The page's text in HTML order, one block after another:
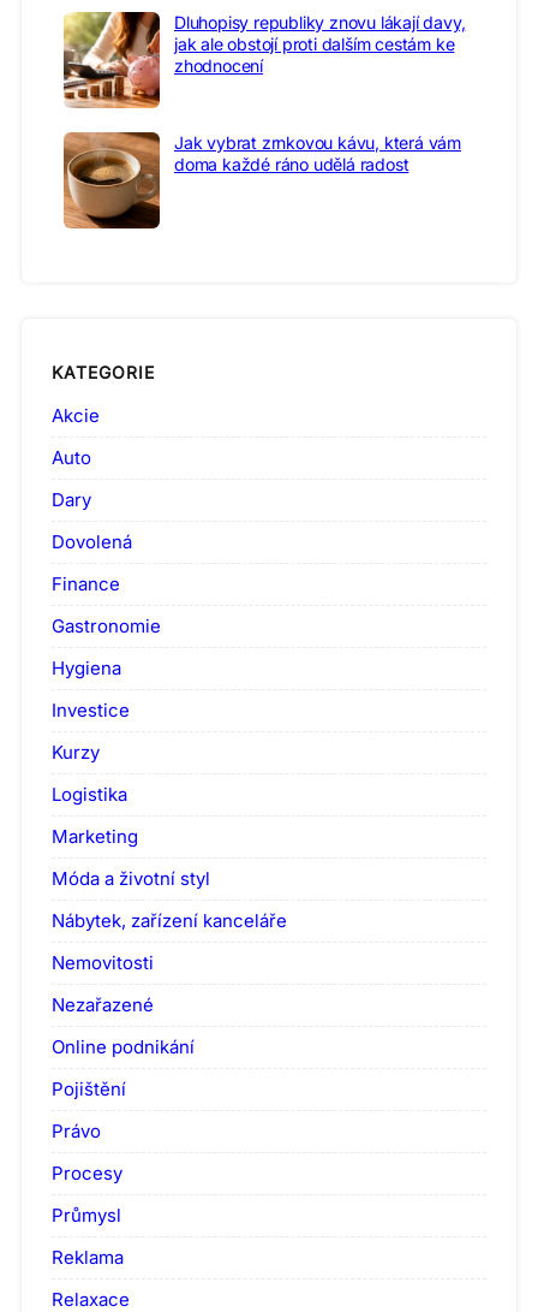
Dluhopisy republiky znovu lákají davy,
jak ale obstojí proti dalším cestám ke
zhodnocení
Jak vybrat zrnkovou kávu, která vám
doma každé ráno udělá radost
KATEGORIE
Akcie
Auto
Dary
Dovolená
Finance
Gastronomie
Hygiena
Investice
Kurzy
Logistika
Marketing
Móda a životní styl
Nábytek, zařízení kanceláře
Nemovitosti
Nezařazené
Online podnikání
Pojištění
Právo
Procesy
Průmysl
Reklama
Relaxace